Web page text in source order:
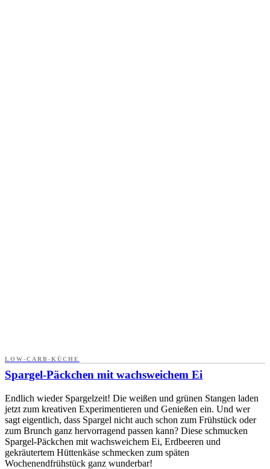
LOW-CARB-KÜCHE
Spargel-Päckchen mit wachsweichem Ei
Endlich wieder Spargelzeit! Die weißen und grünen Stangen laden
jetzt zum kreativen Experimentieren und Genießen ein. Und wer
sagt eigentlich, dass Spargel nicht auch schon zum Frühstück oder
zum Brunch ganz hervorragend passen kann? Diese schmucken
Spargel-Päckchen mit wachsweichem Ei, Erdbeeren und
gekräutertem Hüttenkäse schmecken zum späten
Wochenendfrühstück ganz wunderbar!